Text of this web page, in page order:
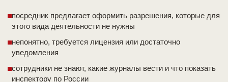
посредник предлагает оформить разрешения, которые для
этого вида деятельности не нужны
непонятно, требуется лицензия или достаточно
уведомления
сотрудники не знают, какие журналы вести и что показать
инспектору по России